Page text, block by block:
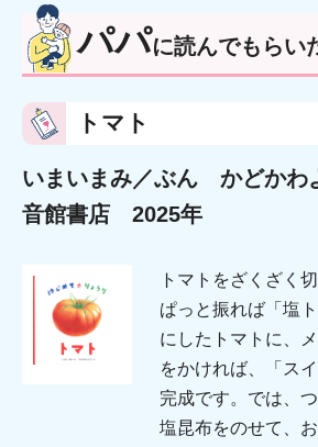
パパに読んでもらい
トマト
いまいまみ／ぶん かどか
音館書店 2025年
トマトをざくざく
ぱっと振れば「塩
にしたトマトに、
をかければ、「ス
完成です。では、
塩昆布をのせて、